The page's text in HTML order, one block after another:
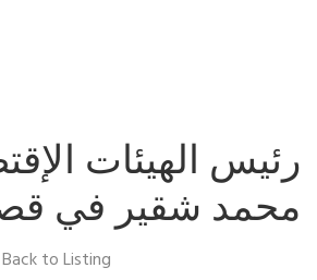
رئيس الهيئات
محمد شقير في
to Listing